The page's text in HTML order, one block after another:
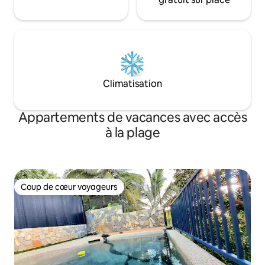
Climatisation
Appartements de vacances avec accès
à la plage
Coup de cœur voyageurs
Coup de cœur voyageurs